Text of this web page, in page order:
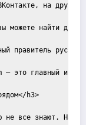
на
можете найти
правитель
это главный
h3>
не все знают.